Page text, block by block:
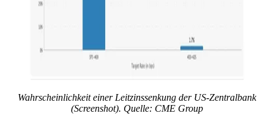
Wahrscheinlichkeit einer Leitzinssenkung der US-Zentralbank
(Screenshot). Quelle: CME Group